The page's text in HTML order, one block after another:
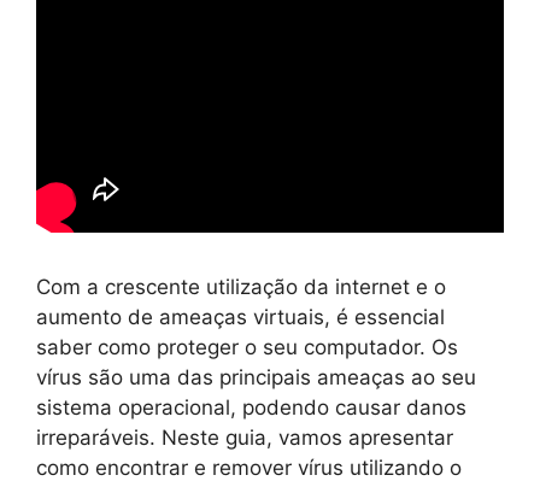
Com a crescente utilização da internet e o
aumento de ameaças virtuais, é essencial
saber como proteger o seu computador. Os
vírus são uma das principais ameaças ao seu
sistema operacional, podendo causar danos
irreparáveis. Neste guia, vamos apresentar
como encontrar e remover vírus utilizando o